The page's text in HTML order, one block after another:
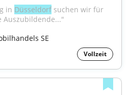
in Düsseldorf suchen wir für
Auszubildende..."
SE
Vollzeit